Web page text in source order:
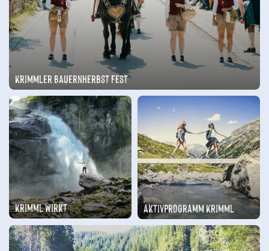
Krimmler Bauernherbst Fest
Krimml Wirkt Aktivprogramm Krimml